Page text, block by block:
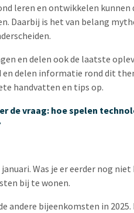
leren en ontwikkelen kunnen
Daarbij is het van belang
en delen ook de laatste
en delen informatie rond dit
handvatten en tips op.
de vraag: hoe spelen
Was je er eerder nog niet
bij te wonen.
andere bijeenkomsten in